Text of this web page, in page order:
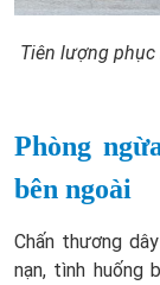
Tiên lượng
Phòng
bên ngoài
Chấn thương
nạn, tình huống